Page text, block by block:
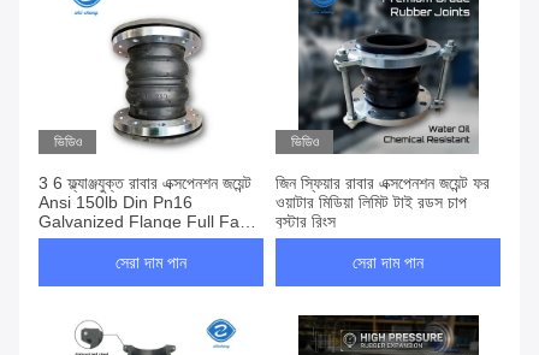
ভিডিও
3 6 ফ্ল্যাঞ্জযুক্ত রাবার এক্সপেনশন জয়েন্ট
Ansi 150lb Din Pn16
Galvanized Flange Full Face
Seal
সেরা দাম পান
ভিডিও
জিন স্ফিয়ার রাবার এক্সপেনশন জয়েন্ট ফর
ওয়াটার মিডিয়া লিমিট টাই রডস চাপ
বুস্টার রিংস
সেরা দাম পান